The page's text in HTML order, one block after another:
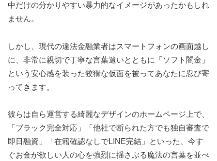
中だけの分かりやすい暴力的なイメージがあったかもしれ
ません。
しかし、現代の違法金融業者はスマートフォンの画面越し
に、非常に親切で丁寧な言葉遣いとともに「ソフト闇金」
という安心感を装った狡猾な仮面を被ってあなたに忍び寄
ってきます。
彼らは自ら運営する綺麗なデザインのホームページ上で、
「ブラック完全対応」「他社で断られた方でも独自審査で
即日融資」「在籍確認なしでLINE完結」といった、今す
ぐお金が欲しい人の心を強烈に揺さぶる魔法の言葉を並べ